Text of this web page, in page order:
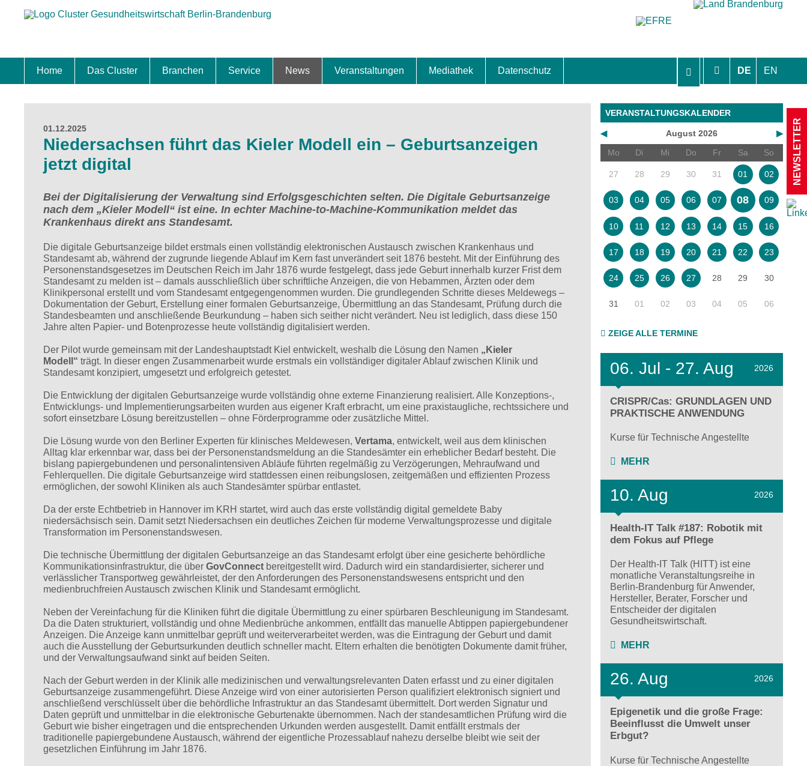
DE EN
Home Das Cluster Branchen Service News Veranstaltungen Mediathek Datenschutz
01.12.2025
Niedersachsen führt das Kieler Modell ein – Geburtsanzeigen
jetzt digital
Bei der Digitalisierung der Verwaltung sind Erfolgsgeschichten selten. Die Digitale Geburtsanzeige
nach dem „Kieler Modell“ ist eine. In echter Machine-to-Machine-Kommunikation meldet das
Krankenhaus direkt ans Standesamt.
Die digitale Geburtsanzeige bildet erstmals einen vollständig elektronischen Austausch zwischen Krankenhaus und
Standesamt ab, während der zugrunde liegende Ablauf im Kern fast unverändert seit 1876 besteht. Mit der Einführung des
Personenstandsgesetzes im Deutschen Reich im Jahr 1876 wurde festgelegt, dass jede Geburt innerhalb kurzer Frist dem
Standesamt zu melden ist – damals ausschließlich über schriftliche Anzeigen, die von Hebammen, Ärzten oder dem
Klinikpersonal erstellt und vom Standesamt entgegengenommen wurden. Die grundlegenden Schritte dieses Meldewegs –
Dokumentation der Geburt, Erstellung einer formalen Geburtsanzeige, Übermittlung an das Standesamt, Prüfung durch die
Standesbeamten und anschließende Beurkundung – haben sich seither nicht verändert. Neu ist lediglich, dass diese 150
Jahre alten Papier- und Botenprozesse heute vollständig digitalisiert werden.
Der Pilot wurde gemeinsam mit der Landeshauptstadt Kiel entwickelt, weshalb die Lösung den Namen „Kieler
Modell“ trägt. In dieser engen Zusammenarbeit wurde erstmals ein vollständiger digitaler Ablauf zwischen Klinik und
Standesamt konzipiert, umgesetzt und erfolgreich getestet.
Die Entwicklung der digitalen Geburtsanzeige wurde vollständig ohne externe Finanzierung realisiert. Alle Konzeptions-,
Entwicklungs- und Implementierungsarbeiten wurden aus eigener Kraft erbracht, um eine praxistaugliche, rechtssichere und
sofort einsetzbare Lösung bereitzustellen – ohne Förderprogramme oder zusätzliche Mittel.
Die Lösung wurde von den Berliner Experten für klinisches Meldewesen, Vertama, entwickelt, weil aus dem klinischen
Alltag klar erkennbar war, dass bei der Personenstandsmeldung an die Standesämter ein erheblicher Bedarf besteht. Die
bislang papiergebundenen und personalintensiven Abläufe führten regelmäßig zu Verzögerungen, Mehraufwand und
Fehlerquellen. Die digitale Geburtsanzeige wird stattdessen einen reibungslosen, zeitgemäßen und effizienten Prozess
ermöglichen, der sowohl Kliniken als auch Standesämter spürbar entlastet.
Da der erste Echtbetrieb in Hannover im KRH startet, wird auch das erste vollständig digital gemeldete Baby
niedersächsisch sein. Damit setzt Niedersachsen ein deutliches Zeichen für moderne Verwaltungsprozesse und digitale
Transformation im Personenstandswesen.
Die technische Übermittlung der digitalen Geburtsanzeige an das Standesamt erfolgt über eine gesicherte behördliche
Kommunikationsinfrastruktur, die über GovConnect bereitgestellt wird. Dadurch wird ein standardisierter, sicherer und
verlässlicher Transportweg gewährleistet, der den Anforderungen des Personenstandswesens entspricht und den
medienbruchfreien Austausch zwischen Klinik und Standesamt ermöglicht.
Neben der Vereinfachung für die Kliniken führt die digitale Übermittlung zu einer spürbaren Beschleunigung im Standesamt.
Da die Daten strukturiert, vollständig und ohne Medienbrüche ankommen, entfällt das manuelle Abtippen papiergebundener
Anzeigen. Die Anzeige kann unmittelbar geprüft und weiterverarbeitet werden, was die Eintragung der Geburt und damit
auch die Ausstellung der Geburtsurkunden deutlich schneller macht. Eltern erhalten die benötigten Dokumente damit früher,
und der Verwaltungsaufwand sinkt auf beiden Seiten.
Nach der Geburt werden in der Klinik alle medizinischen und verwaltungsrelevanten Daten erfasst und zu einer digitalen
Geburtsanzeige zusammengeführt. Diese Anzeige wird von einer autorisierten Person qualifiziert elektronisch signiert und
anschließend verschlüsselt über die behördliche Infrastruktur an das Standesamt übermittelt. Dort werden Signatur und
Daten geprüft und unmittelbar in die elektronische Geburtenakte übernommen. Nach der standesamtlichen Prüfung wird die
Geburt wie bisher eingetragen und die entsprechenden Urkunden werden ausgestellt. Damit entfällt erstmals der
traditionelle papiergebundene Austausch, während der eigentliche Prozessablauf nahezu derselbe bleibt wie seit der
gesetzlichen Einführung im Jahr 1876.
VERANSTALTUNGSKALENDER
◀ ▶
August 2026
Mo
Di Mi Do Fr Sa So
27 28 29 30 31 01 02
03 04 05 06 07 08 09
10 11 12 13 14 15 16
17 18 19 20 21 22 23
24 25 26 27 28 29 30
31 01 02 03 04 05 06
ZEIGE ALLE TERMINE
06. Jul - 27. Aug 2026
CRISPR/Cas: GRUNDLAGEN UND
PRAKTISCHE ANWENDUNG
Kurse für Technische Angestellte
MEHR
10. Aug 2026
Health-IT Talk #187: Robotik mit
dem Fokus auf Pflege
Der Health-IT Talk (HITT) ist eine
monatliche Veranstaltungsreihe in
Berlin-Brandenburg für Anwender,
Hersteller, Berater, Forscher und
Entscheider der digitalen
Gesundheitswirtschaft.
MEHR
26. Aug 2026
Epigenetik und die große Frage:
Beeinflusst die Umwelt unser
Erbgut?
Kurse für Technische Angestellte
NEWSLETTER